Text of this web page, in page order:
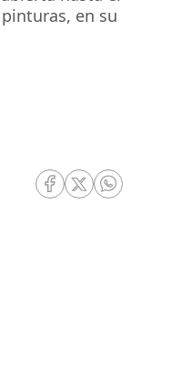
en su
RRSS Facebook
RRSS Twitter
RRSS